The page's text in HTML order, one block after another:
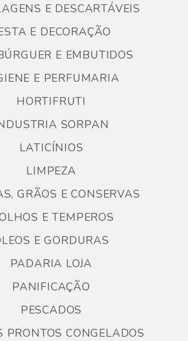
E DESCARTÁVEIS
E DECORAÇÃO
E EMBUTIDOS
E PERFUMARIA
HORTIFRUTI
SORPAN
LATICÍNIOS
LIMPEZA
GRÃOS E CONSERVAS
E TEMPEROS
E GORDURAS
PADARIA LOJA
PANIFICAÇÃO
PESCADOS
PRONTOS CONGELADOS